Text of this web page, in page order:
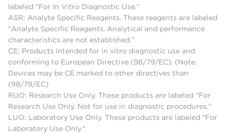
labeled "For In Vitro Diagnostic Use."
ASR: Analyte Specific Reagents. These reagents are labeled
"Analyte Specific Reagents. Analytical and performance
characteristics are not established."
CE: Products intended for in vitro diagnostic use and
conforming to European Directive (98/79/EC). (Note:
Devices may be CE marked to other directives than
(98/79/EC)
RUO: Research Use Only. These products are labeled "For
Research Use Only. Not for use in diagnostic procedures."
LUO: Laboratory Use Only. These products are labeled "For
Laboratory Use Only."